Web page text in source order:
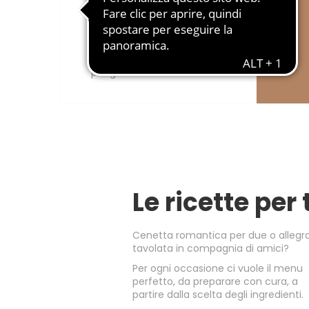
Amo Essere Senza Lattosio
per gli intolleranti al lattosio.
Le ricette per
Cenetta romantica per due o
tavolata in compagnia di amici?
Per ogni occasione ci vuole il menu
perfetto, da preparare con cura, a
partire dalla scelta degli ingredienti.